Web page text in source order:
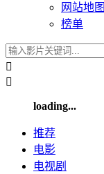
网站地图
榜单


loading...
推荐
电影
电视剧